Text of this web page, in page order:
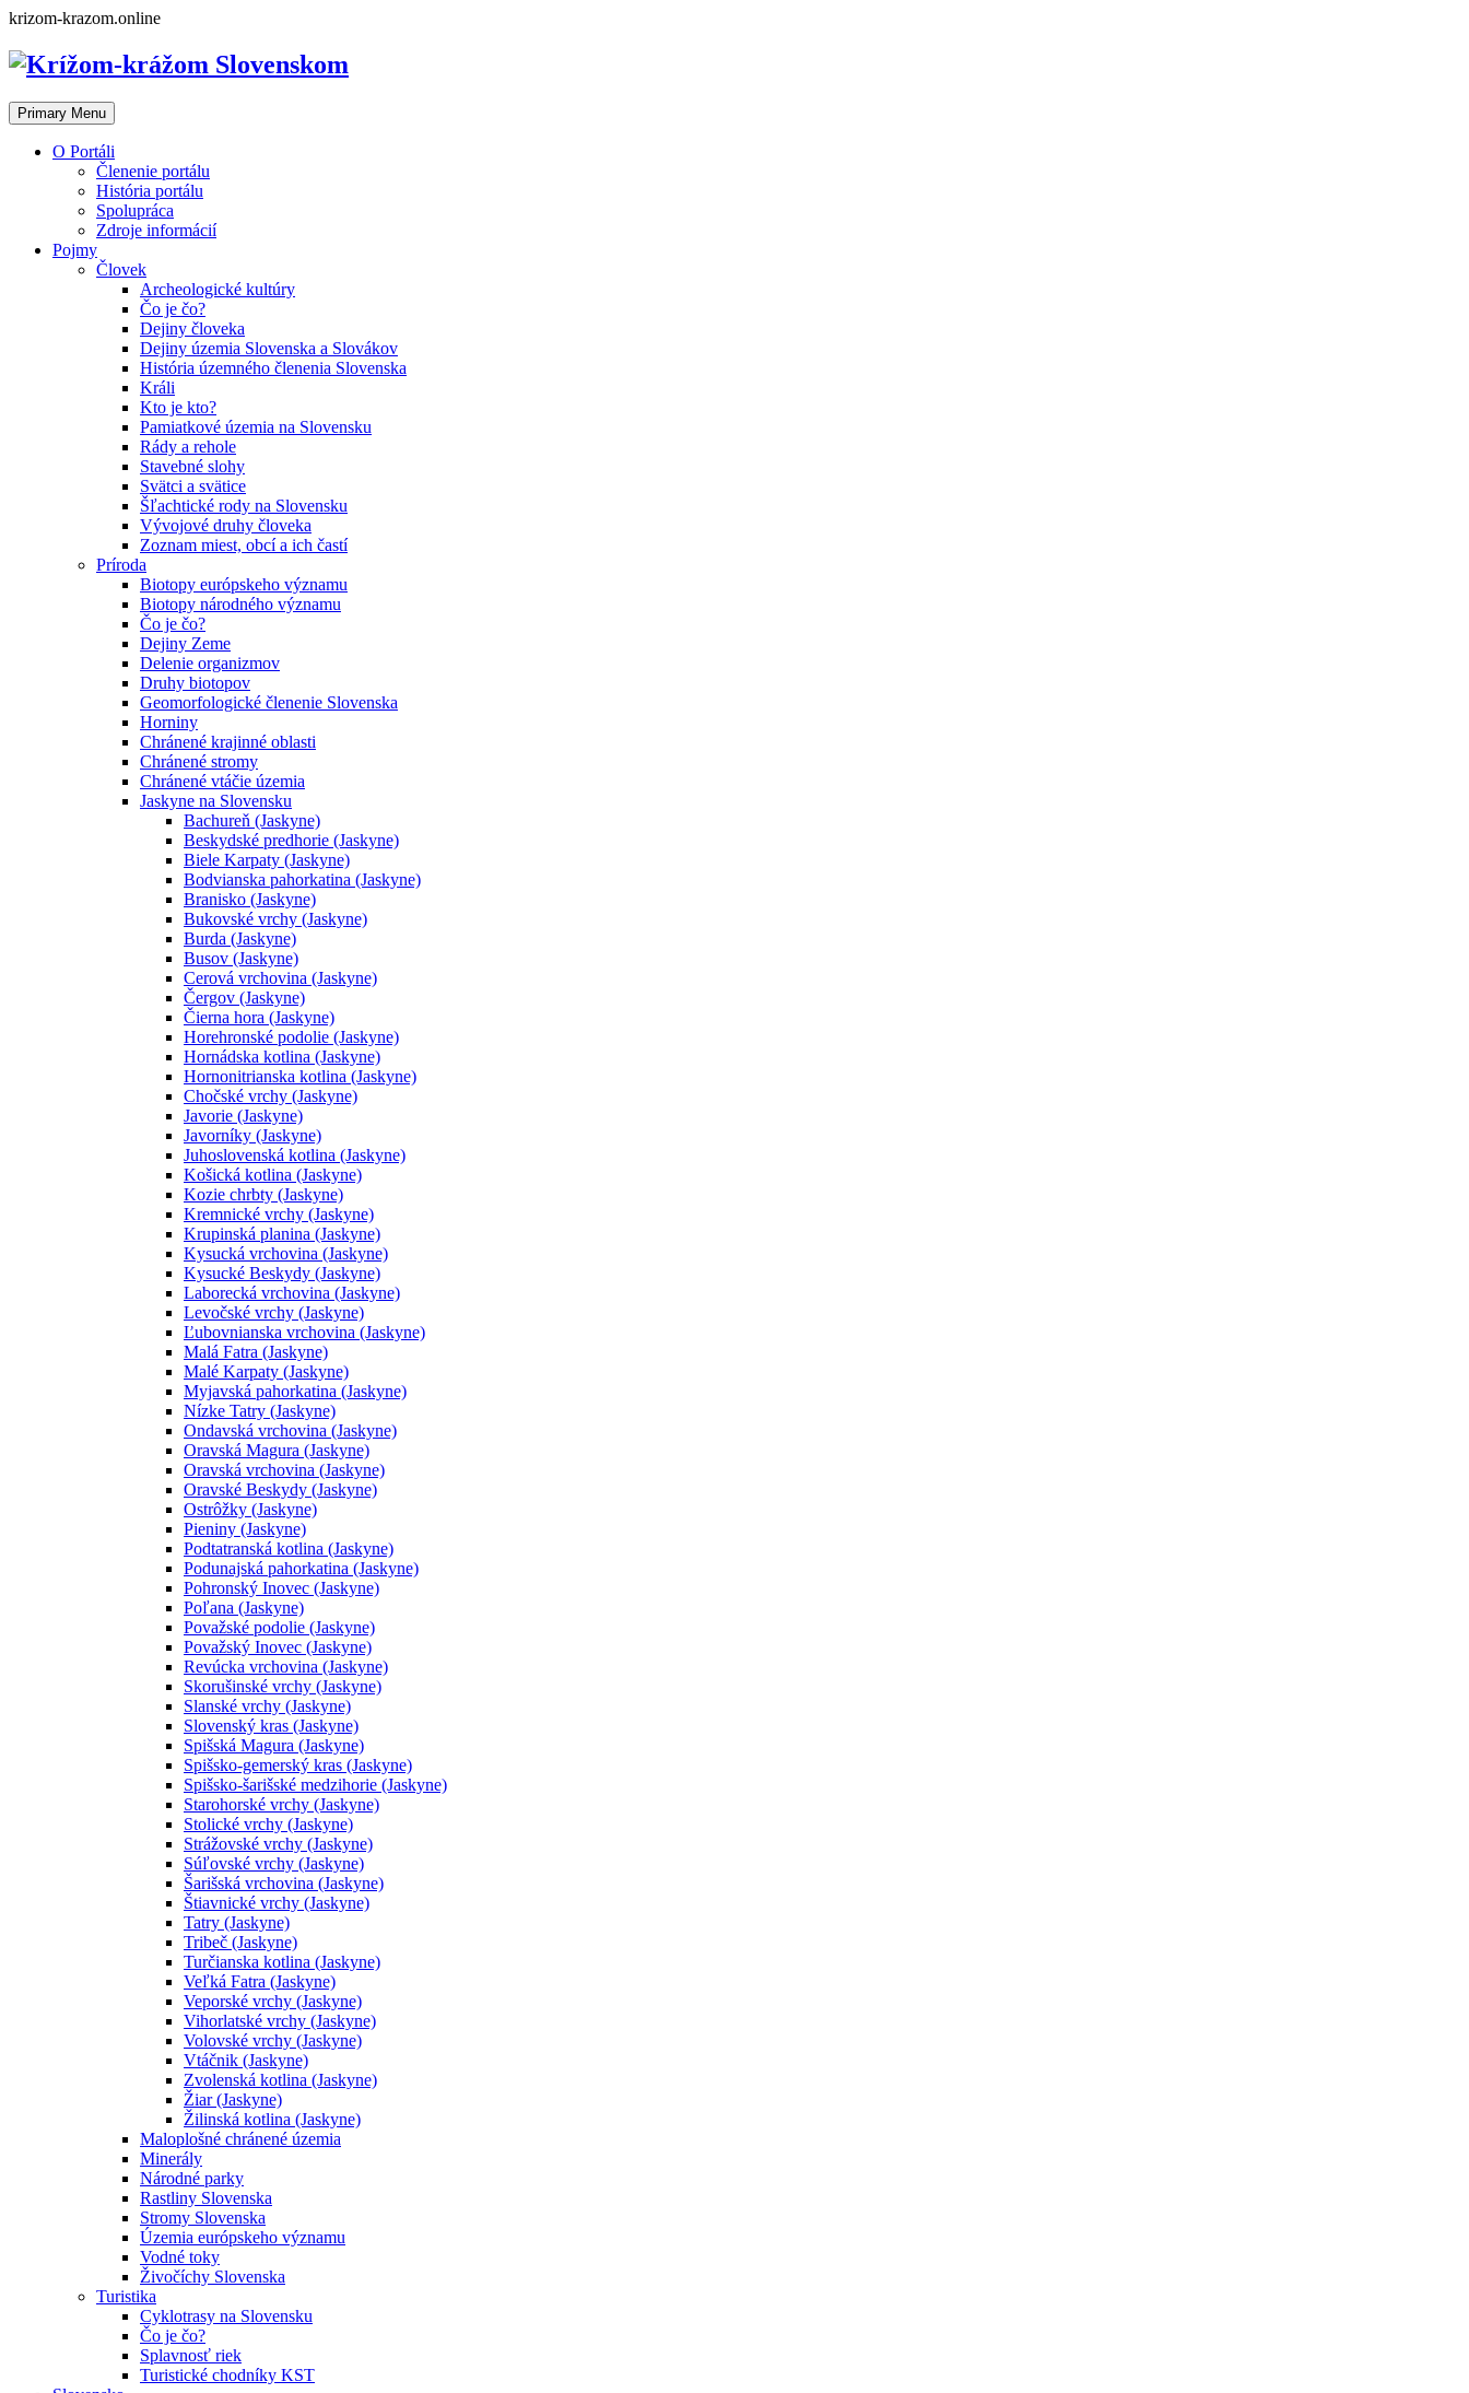
Skip
content
krizom-krazom.online
Primary Menu
O Portáli
Členenie portálu
História portálu
Spolupráca
Zdroje informácií
Pojmy
Človek
Archeologické kultúry
Čo je čo?
Dejiny človeka
Dejiny územia Slovenska a Slovákov
História územného členenia Slovenska
Králi
Kto je kto?
Pamiatkové územia na Slovensku
Rády a rehole
Stavebné slohy
Svätci a svätice
Šľachtické rody na Slovensku
Vývojové druhy človeka
Zoznam miest, obcí a ich častí
Príroda
Biotopy európskeho významu
Biotopy národného významu
Čo je čo?
Dejiny Zeme
Delenie organizmov
Druhy biotopov
Geomorfologické členenie Slovenska
Horniny
Chránené krajinné oblasti
Chránené stromy
Chránené vtáčie územia
Jaskyne na Slovensku
Bachureň (Jaskyne)
Beskydské predhorie (Jaskyne)
Biele Karpaty (Jaskyne)
Bodvianska pahorkatina (Jaskyne)
Branisko (Jaskyne)
Bukovské vrchy (Jaskyne)
Burda (Jaskyne)
Busov (Jaskyne)
Cerová vrchovina (Jaskyne)
Čergov (Jaskyne)
Čierna hora (Jaskyne)
Horehronské podolie (Jaskyne)
Hornádska kotlina (Jaskyne)
Hornonitrianska kotlina (Jaskyne)
Chočské vrchy (Jaskyne)
Javorie (Jaskyne)
Javorníky (Jaskyne)
Juhoslovenská kotlina (Jaskyne)
Košická kotlina (Jaskyne)
Kozie chrbty (Jaskyne)
Kremnické vrchy (Jaskyne)
Krupinská planina (Jaskyne)
Kysucká vrchovina (Jaskyne)
Kysucké Beskydy (Jaskyne)
Laborecká vrchovina (Jaskyne)
Levočské vrchy (Jaskyne)
Ľubovnianska vrchovina (Jaskyne)
Malá Fatra (Jaskyne)
Malé Karpaty (Jaskyne)
Myjavská pahorkatina (Jaskyne)
Nízke Tatry (Jaskyne)
Ondavská vrchovina (Jaskyne)
Oravská Magura (Jaskyne)
Oravská vrchovina (Jaskyne)
Oravské Beskydy (Jaskyne)
Ostrôžky (Jaskyne)
Pieniny (Jaskyne)
Podtatranská kotlina (Jaskyne)
Podunajská pahorkatina (Jaskyne)
Pohronský Inovec (Jaskyne)
Poľana (Jaskyne)
Považské podolie (Jaskyne)
Považský Inovec (Jaskyne)
Revúcka vrchovina (Jaskyne)
Skorušinské vrchy (Jaskyne)
Slanské vrchy (Jaskyne)
Slovenský kras (Jaskyne)
Spišská Magura (Jaskyne)
Spišsko-gemerský kras (Jaskyne)
Spišsko-šarišské medzihorie (Jaskyne)
Starohorské vrchy (Jaskyne)
Stolické vrchy (Jaskyne)
Strážovské vrchy (Jaskyne)
Súľovské vrchy (Jaskyne)
Šarišská vrchovina (Jaskyne)
Štiavnické vrchy (Jaskyne)
Tatry (Jaskyne)
Tribeč (Jaskyne)
Turčianska kotlina (Jaskyne)
Veľká Fatra (Jaskyne)
Veporské vrchy (Jaskyne)
Vihorlatské vrchy (Jaskyne)
Volovské vrchy (Jaskyne)
Vtáčnik (Jaskyne)
Zvolenská kotlina (Jaskyne)
Žiar (Jaskyne)
Žilinská kotlina (Jaskyne)
Maloplošné chránené územia
Minerály
Národné parky
Rastliny Slovenska
Stromy Slovenska
Územia európskeho významu
Vodné toky
Živočíchy Slovenska
Turistika
Cyklotrasy na Slovensku
Čo je čo?
Splavnosť riek
Turistické chodníky KST